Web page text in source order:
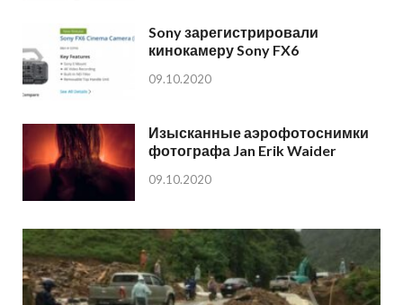
Sony зарегистрировали
кинокамеру Sony FX6
09.10.2020
Изысканные аэрофотоснимки
фотографа Jan Erik Waider
09.10.2020